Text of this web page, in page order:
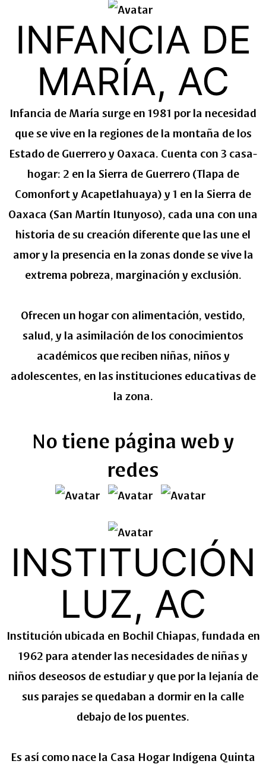
INFANCIA DE
MARÍA, AC
Infancia de María surge en 1981 por la necesidad
que se vive en la regiones de la montaña de los
Estado de Guerrero y Oaxaca. Cuenta con 3 casa-
hogar: 2 en la Sierra de Guerrero (Tlapa de
Comonfort y Acapetlahuaya) y 1 en la Sierra de
Oaxaca (San Martín Itunyoso), cada una con una
historia de su creación diferente que las une el
amor y la presencia en la zonas donde se vive la
extrema pobreza, marginación y exclusión.
Ofrecen un hogar con alimentación, vestido,
salud, y la asimilación de los conocimientos
académicos que reciben niñas, niños y
adolescentes, en las instituciones educativas de
la zona.
No tiene página web y
redes
INSTITUCIÓN
LUZ, AC
Institución ubicada en Bochil Chiapas, fundada en
1962 para atender las necesidades de niñas y
niños deseosos de estudiar y que por la lejanía de
sus parajes se quedaban a dormir en la calle
debajo de los puentes.
Es así como nace la Casa Hogar Indígena Quinta